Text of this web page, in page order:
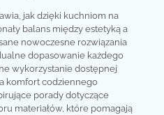
jak dzięki kuchniom na
balans między estetyką a
nowoczesne rozwiązania
dopasowanie każdego
wykorzystanie dostępnej
komfort codziennego
porady dotyczące
materiałów, które pomagają